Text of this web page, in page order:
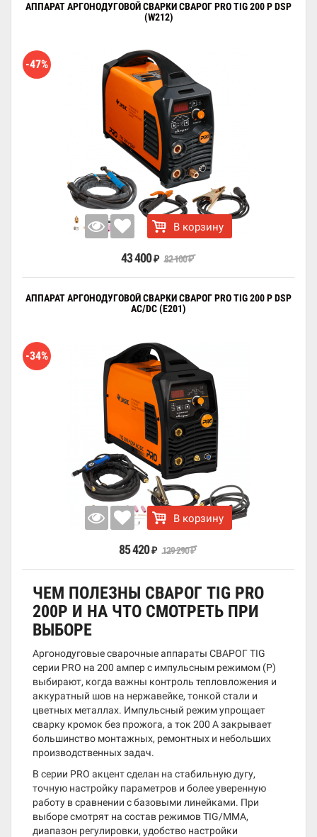
АППАРАТ АРГОНОДУГОВОЙ СВАРКИ СВАРОГ PRO TIG 200 P DSP
(W212)
-47%
В корзину
43 400 ₽ 82 100₽
АППАРАТ АРГОНОДУГОВОЙ СВАРКИ СВАРОГ PRO TIG 200 P DSP
AC/DC (E201)
-34%
В корзину
85 420 ₽ 129 290₽
ЧЕМ ПОЛЕЗНЫ СВАРОГ TIG PRO
200P И НА ЧТО СМОТРЕТЬ ПРИ
ВЫБОРЕ
Аргонодуговые сварочные аппараты СВАРОГ TIG
серии PRO на 200 ампер с импульсным режимом (P)
выбирают, когда важны контроль тепловложения и
аккуратный шов на нержавейке, тонкой стали и
цветных металлах. Импульсный режим упрощает
сварку кромок без прожога, а ток 200 А закрывает
большинство монтажных, ремонтных и небольших
производственных задач.
В серии PRO акцент сделан на стабильную дугу,
точную настройку параметров и более уверенную
работу в сравнении с базовыми линейками. При
выборе смотрят на состав режимов TIG/MMA,
диапазон регулировки, удобство настройки